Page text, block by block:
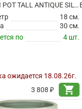
ВАЗА EVI POT TALL ANTIQUE SILVER
18 см.
30 см.
по
4 шт.
ожидается 18.08.26г.
3 808 ₽
shopping_cart